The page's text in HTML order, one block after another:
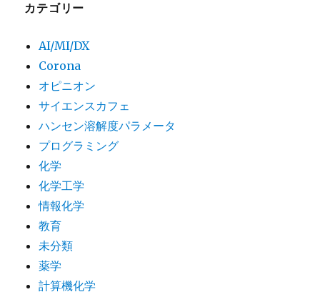
カテゴリー
AI/MI/DX
Corona
オピニオン
サイエンスカフェ
ハンセン溶解度パラメータ
プログラミング
化学
化学工学
情報化学
教育
未分類
薬学
計算機化学